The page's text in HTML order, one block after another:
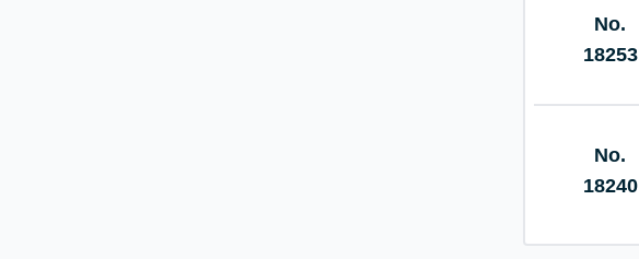
No.
18253
No.
18240